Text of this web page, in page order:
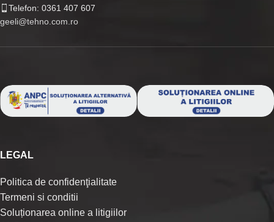
Telefon: 0361 407 607
geeli@tehno.com.ro
LEGAL
Politica de confidenţialitate
Termeni si conditii
Soluționarea online a litigiilor